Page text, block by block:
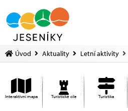
Úvod Aktuality Letní aktivity
Interaktivní mapa Turistické cíle Turistika